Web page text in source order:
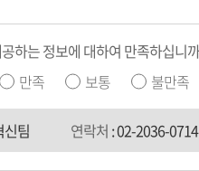
하는 정보에 대하여 만족하십니
만족 보통 불만족
신팀 연락처 :02-2036-0714